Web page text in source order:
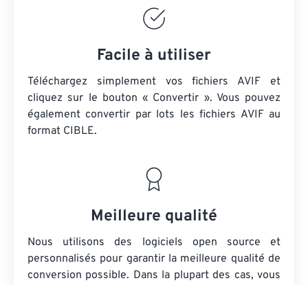
Facile à utiliser
Téléchargez simplement vos fichiers AVIF et
cliquez sur le bouton « Convertir ». Vous pouvez
également convertir par lots les fichiers AVIFau
format CIBLE.
Meilleure qualité
Nous utilisons des logiciels open source et
personnalisés pour garantir la meilleure qualité de
conversion possible. Dans la plupart des cas, vous